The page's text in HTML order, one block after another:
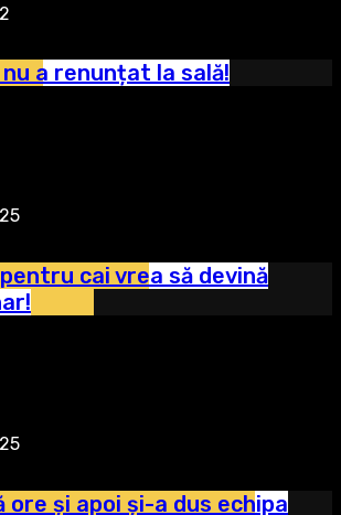
a renunțat la sală!
cai vrea să devină
ore și apoi și-a dus echipa